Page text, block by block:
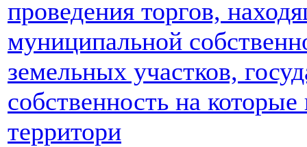
проведения торгов,
муниципальной
земельных участков,
собственность на
территори